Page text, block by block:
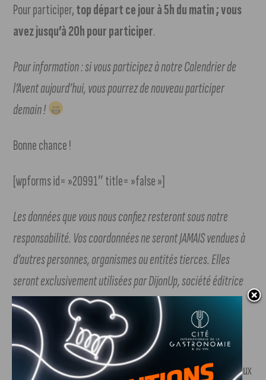
Pour participer,top départ ce jour à 5h du matin; vous
avez jusqu’à 20h pour participer.
Pour information : si vous participez à notre Calendrier de
l’Avent aujourd’hui, vous pourrez de nouveau participer
demain !
Bonne chance !
[wpforms id= »20991″ title= »false »]
Les données que vous nous confiez resteront sous notre
responsabilité. Vos coordonnées ne seront JAMAIS vendues à
d’autres personnes, organismes ou entités tierces. Elles
seront exclusivement utilisées par DijonUp, société éditrice
de J’Aime Dijon (+ d’infos)
Pour ne rien louper…
Pour ne rien louper et être au courant des différents cadeaux